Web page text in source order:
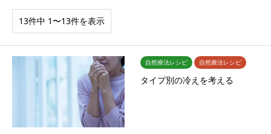
13件中 1〜13件を表示
自然療法レシピ 自然療法レシピ
タイプ別の冷えを考える